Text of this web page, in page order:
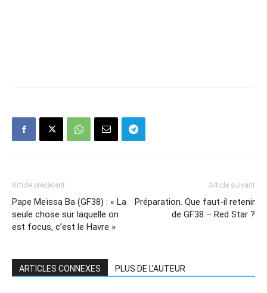
Article précédent
Pape Meïssa Ba (GF38) : « La
seule chose sur laquelle on
est focus, c’est le Havre »
Article suivant
Préparation. Que faut-il retenir
de GF38 – Red Star ?
ARTICLES CONNEXES PLUS DE L'AUTEUR